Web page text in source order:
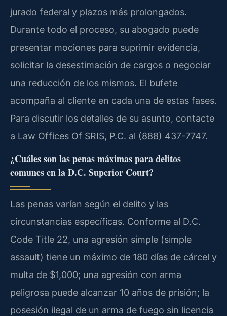
jurado federal y plazos más prolongados.
Durante todo el proceso, su abogado puede
presentar mociones para suprimir evidencia,
solicitar la desestimación de cargos o negociar
una reducción de los mismos. El bufete
acompaña al cliente en cada una de estas fases.
Para discutir los detalles de su asunto, contacte
a Law Offices Of SRIS, P.C. al (888) 437-7747.
¿Cuáles son las penas máximas para delitos
comunes en la D.C. Superior Court?
Las penas varían según el delito y las
circunstancias específicas. Conforme al D.C.
Code Title 22, una agresión simple (simple
assault) tiene un máximo de 180 días de cárcel y
multa de $1,000; una agresión con arma
peligrosa puede alcanzar 10 años de prisión; la
posesión ilegal de un arma de fuego sin licencia